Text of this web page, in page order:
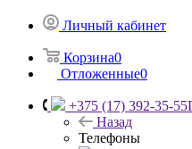
Личный кабинет
Корзина0
Отложенные0
+375 (17) 392-35-55
Назад
Телефоны